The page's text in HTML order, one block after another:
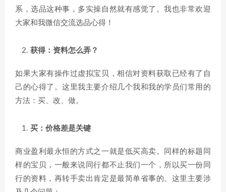
系，选品这种事，多实操自然就有感觉了。我也非常欢迎
大家和我微信交流选品心得！
获得：资料怎么弄？
如果大家有操作过虚拟宝贝，相信对资料获取已经有了自
己的心得了。这里我主要介绍几个我和我的学员们常用的
方法：买、改、做。
买：价格差是关键
商业盈利最永恒的方式之一就是低买高卖。同样的标题同
样的宝贝，一般来说同行都不止我们一个，所以买一份同
行的资料，再转手卖出肯定是最简单省事的。这里主要涉